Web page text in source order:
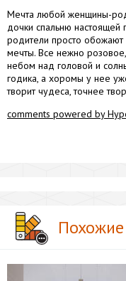
Мечта любой женщины-
дочки спальню
родители просто
мечты. Все нежно розовое,
небом над головой и
годика, а хоромы у нее
творит чудеса, точнее
comments powered by